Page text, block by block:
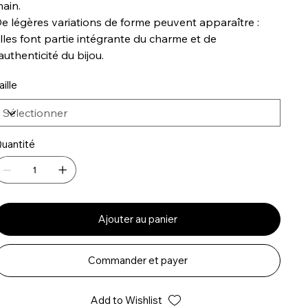
légères variations de forme peuvent apparaître :
font partie intégrante du charme et de
du bijou.
Ajouter au panier
Commander et payer
Add to Wishlist